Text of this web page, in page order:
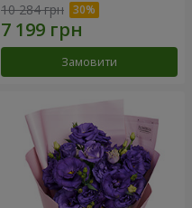
10 284 грн
Замовити